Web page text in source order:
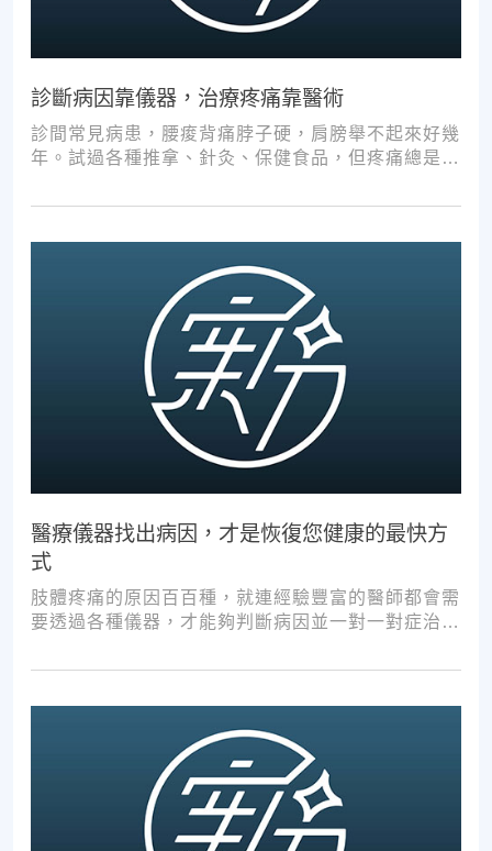
診斷病因靠儀器，治療疼痛靠醫術
診間常見病患，腰痠背痛脖子硬，肩膀舉不起來好幾
年。試過各種推拿、針灸、保健食品，但疼痛總是時
醫療儀器找出病因，才是恢復您健康的最快方
式
肢體疼痛的原因百百種，就連經驗豐富的醫師都會需
要透過各種儀器，才能夠判斷病因並一對一對症治
次推拿、按摩，都難以讓您徹底擺脫不適。